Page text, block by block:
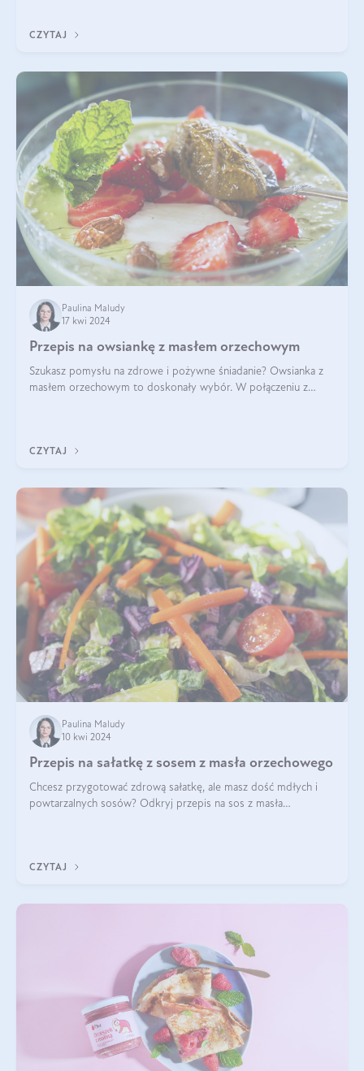
CZYTAJ
Paulina Maludy
17 kwi 2024
Przepis na owsiankę z masłem orzechowym
Szukasz pomysłu na zdrowe i pożywne śniadanie? Owsianka z
masłem orzechowym to doskonały wybór. W połączeniu z
CZYTAJ
Paulina Maludy
10 kwi 2024
Przepis na sałatkę z sosem z masła orzechowego
Chcesz przygotować zdrową sałatkę, ale masz dość mdłych i
powtarzalnych sosów? Odkryj przepis na sos z masła
CZYTAJ